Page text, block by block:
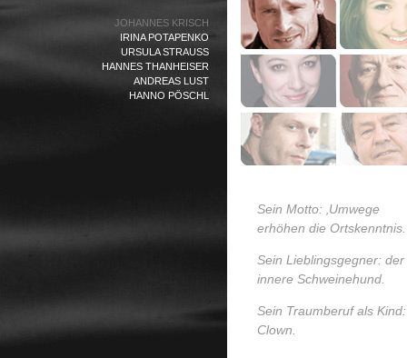
JOHANNES KRISCH
IRINA POTAPENKO
URSULA STRAUSS
HANNES THANHEISER
ANDREAS LUST
HANNO PÖSCHL
Sein Motto: ‚Umwege
erhöhen die
Sein Lieblingsgegner: der
innere Schweinehund.
Sein Traumberuf als Kind:
Clown.